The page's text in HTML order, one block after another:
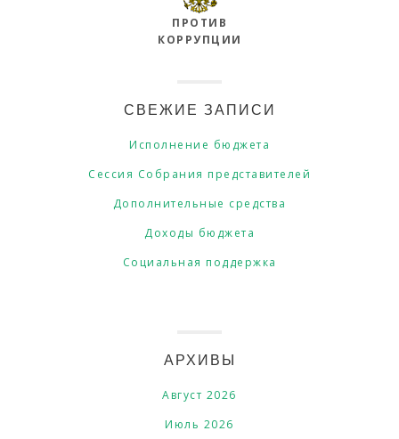
ПРОТИВ
КОРРУПЦИИ
СВЕЖИЕ ЗАПИСИ
Исполнение бюджета
Сессия Собрания представителей
Дополнительные средства
Доходы бюджета
Социальная поддержка
АРХИВЫ
Август 2026
Июль 2026